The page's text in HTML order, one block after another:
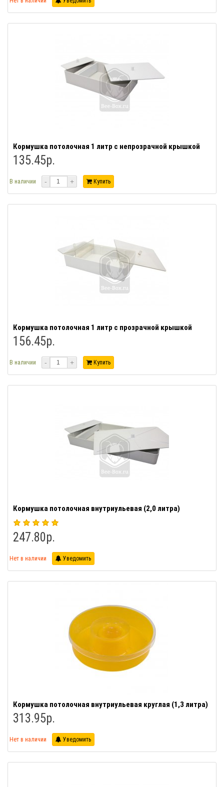
Кормушка потолочная 1 литр с непрозрачной крышкой
135.45р.
В наличии - + Купить
Кормушка потолочная 1 литр с прозрачной крышкой
156.45р.
В наличии - + Купить
Кормушка потолочная внутриульевая (2,0 литра)
247.80р.
Нет в наличии Уведомить
Кормушка потолочная внутриульевая круглая (1,3 литра)
313.95р.
Нет в наличии Уведомить